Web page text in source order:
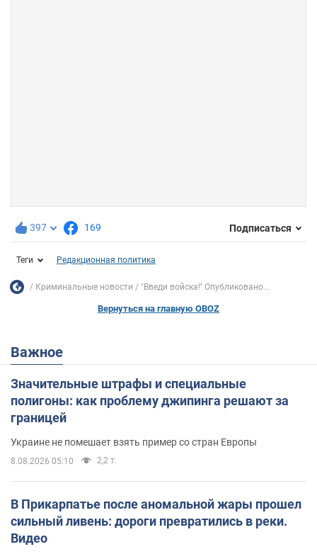
397 169 Подписаться
Теги Редакционная политика
Криминальные новости "Введи войска!'' Опубликовано...
Вернуться на главную OBOZ
Важное
Значительные штрафы и специальные
полигоны: как проблему джипинга решают за
границей
Украине не помешает взять пример со стран Европы
8.08.2026 05:10 2,2 т.
В Прикарпатье после аномальной жары прошел
сильный ливень: дороги превратились в реки.
Видео